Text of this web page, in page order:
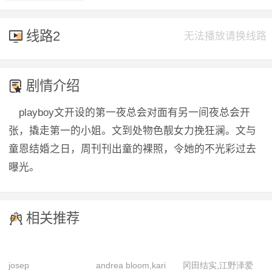
线路2 无法播放请换线路
剧情介绍
playboy文开设的第一夜总会对面有另一间夜总会开
张，撬走第一的小姐。文到处物色靓女力挽狂澜。文与
童恩结婚之日，周刊刊出童的裸照，令她的不光彩过去
曝光。
相关推荐
josep
andrea bloom,kari
冈田结实,江野泽爱